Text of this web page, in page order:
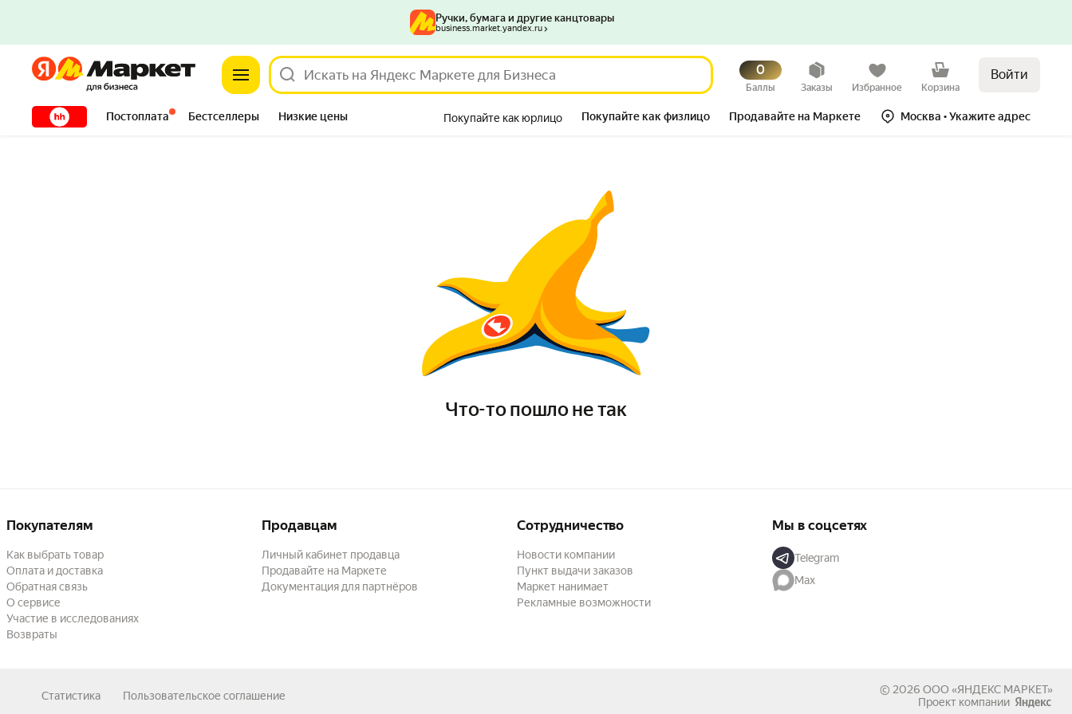
ЯндексЯндекс
0
Баллы Заказы Избранное Корзина
Войти
XXXXX Постоплата Бестселлеры Низкие цены Покупайте как юрлицо Покупайте как физлицо Продавайте на Маркете Москва • Укажите адрес
Ручки, бумага и другие канцтовары
business.market.yandex.ru
Что-то пошло не так
Покупателям
Как выбрать товар
Оплата и доставка
Обратная связь
О сервисе
Участие в исследованиях
Возвраты
Продавцам
Личный кабинет продавца
Продавайте на Маркете
Документация для партнёров
Сотрудничество
Новости компании
Пункт выдачи заказов
Маркет нанимает
Рекламные возможности
Мы в соцсетях
Telegram
Max
Статистика Пользовательское соглашение © 2026 ООО «ЯНДЕКС МАРКЕТ»
Проект компании